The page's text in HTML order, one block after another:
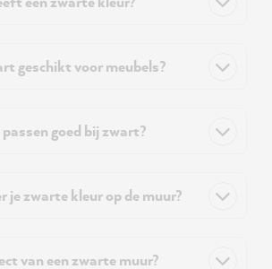
geschikt voor meubels?
goed bij zwart?
je zwarte kleur op de muur?
van een zwarte muur?